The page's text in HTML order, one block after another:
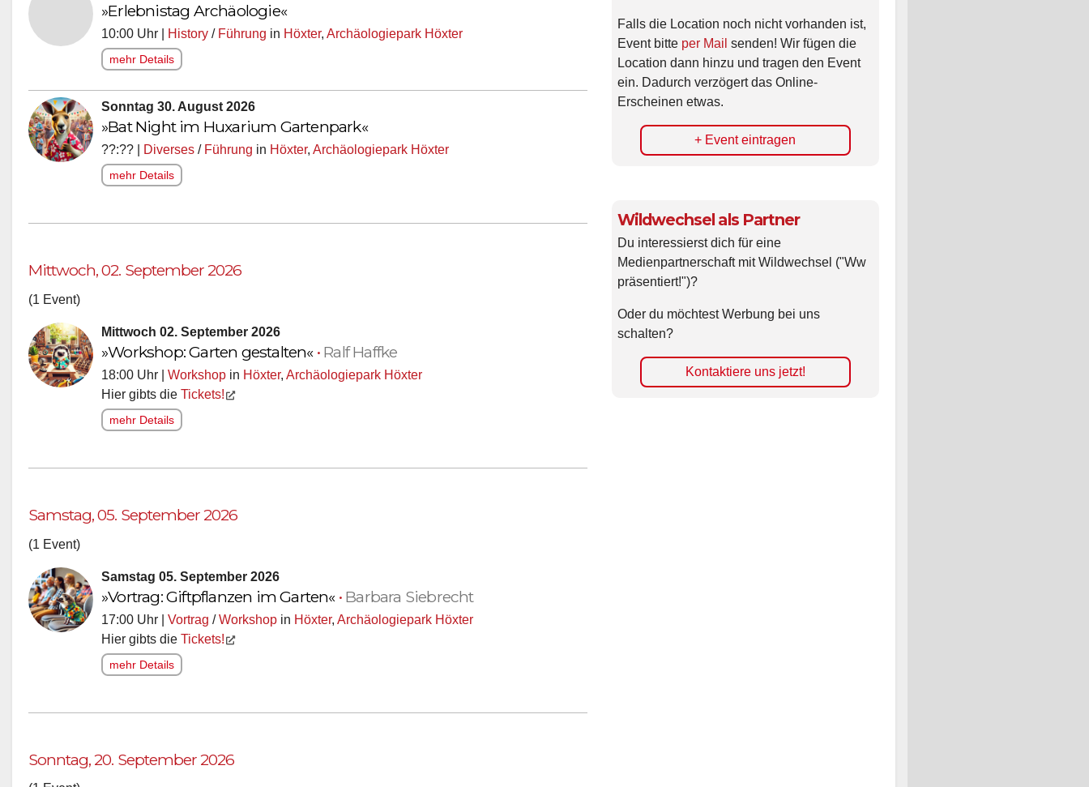
»Erlebnistag Archäologie«
10:00 Uhr | History / Führung in Höxter, Archäologiepark Höxter
mehr Details
Sonntag 30. August 2026
»Bat Night im Huxarium Gartenpark«
??:?? | Diverses / Führung in Höxter, Archäologiepark Höxter
mehr Details
Mittwoch, 02. September 2026
(1 Event)
Mittwoch 02. September 2026
»Workshop: Garten gestalten« • Ralf Haffke
18:00 Uhr | Workshop in Höxter, Archäologiepark Höxter
Hier gibts die Tickets!
mehr Details
Samstag, 05. September 2026
(1 Event)
Samstag 05. September 2026
»Vortrag: Giftpflanzen im Garten« • Barbara Siebrecht
17:00 Uhr | Vortrag /Workshop in Höxter, Archäologiepark Höxter
Hier gibts die Tickets!
mehr Details
Sonntag, 20. September 2026
Falls die Location noch nicht vorhanden ist,
Event bitte per Mail senden! Wir fügen die
Location dann hinzu und tragen den Event
ein. Dadurch verzögert das Online-
Erscheinen etwas.
+ Event eintragen
Wildwechsel als Partner
Du interessierst dich für eine
Medienpartnerschaft mit Wildwechsel ("Ww
präsentiert!")?
Oder du möchtest Werbung bei uns
schalten?
Kontaktiere uns jetzt!